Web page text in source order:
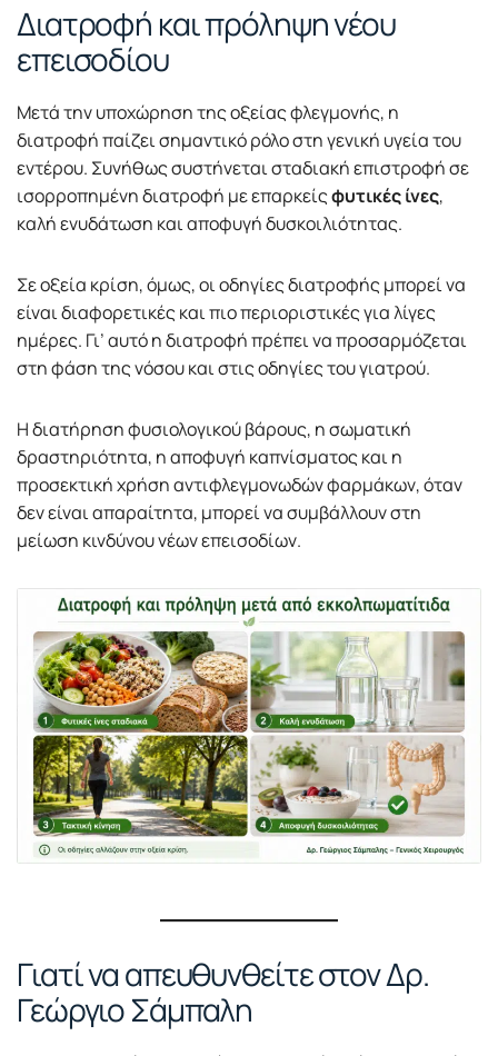
Διατροφή και πρόληψη νέου
επεισοδίου
Μετά την υποχώρηση της οξείας φλεγμονής, η
διατροφή παίζει σημαντικό ρόλο στη γενική υγεία του
εντέρου. Συνήθως συστήνεται σταδιακή επιστροφή σε
ισορροπημένη διατροφή με επαρκείςφυτικές ίνες,
καλή ενυδάτωση και αποφυγή δυσκοιλιότητας.
Σε οξεία κρίση, όμως, οι οδηγίες διατροφής μπορεί να
είναι διαφορετικές και πιο περιοριστικές για λίγες
ημέρες. Γι’ αυτό η διατροφή πρέπει να προσαρμόζεται
στη φάση της νόσου και στις οδηγίες του γιατρού.
Η διατήρηση φυσιολογικού βάρους, η σωματική
δραστηριότητα, η αποφυγή καπνίσματος και η
προσεκτική χρήση αντιφλεγμονωδών φαρμάκων, όταν
δεν είναι απαραίτητα, μπορεί να συμβάλλουν στη
μείωση κινδύνου νέων επεισοδίων.
Γιατί να απευθυνθείτε στον Δρ.
Γεώργιο Σάμπαλη